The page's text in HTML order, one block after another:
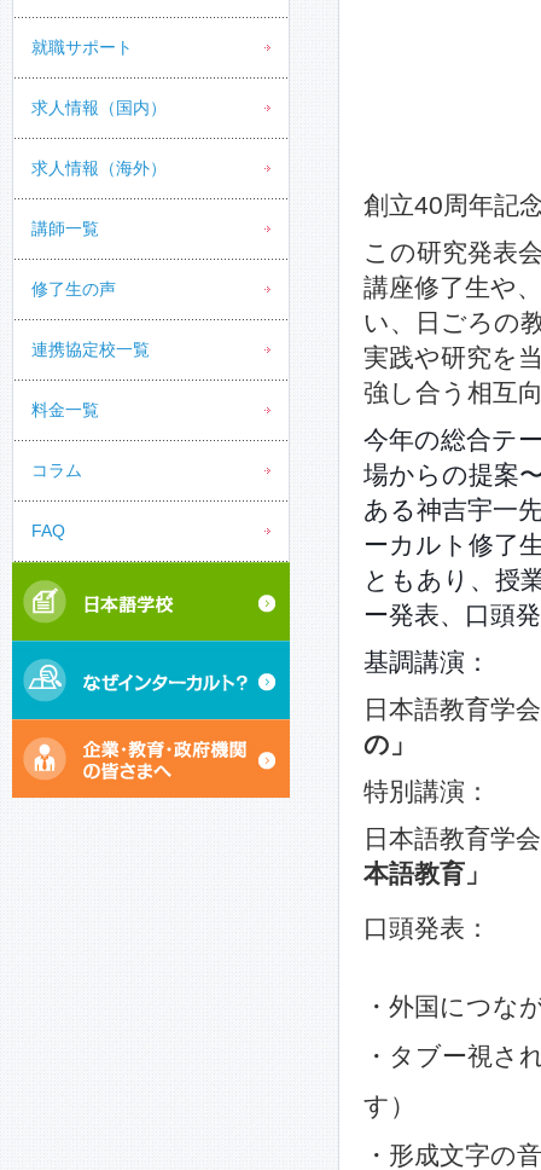
創立40周年記
この研究発表
講座修了生や
い、日ごろの
実践や研究を
強し合う相互
今年の総合テ
場からの提案
ある神吉宇一
ーカルト修了
ともあり、授
ー発表、口頭
基調講演：
日本語教育学
の」
特別講演：
日本語教育学
本語教育」
口頭発表：
・外国につな
・タブー視さ
す）
・形成文字の
就職サポート
求人情報（国内）
求人情報（海外）
講師一覧
修了生の声
連携協定校一覧
料金一覧
コラム
FAQ